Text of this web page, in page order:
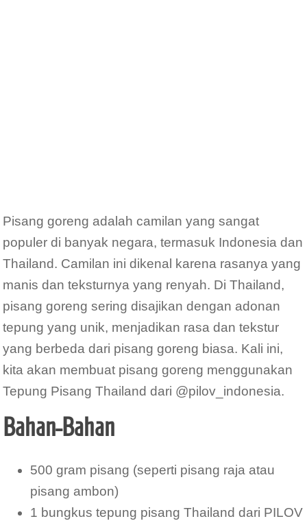
Pisang goreng adalah camilan yang sangat
populer di banyak negara, termasuk Indonesia dan
Thailand. Camilan ini dikenal karena rasanya yang
manis dan teksturnya yang renyah. Di Thailand,
pisang goreng sering disajikan dengan adonan
tepung yang unik, menjadikan rasa dan tekstur
yang berbeda dari pisang goreng biasa. Kali ini,
kita akan membuat pisang goreng menggunakan
Tepung Pisang Thailand dari @pilov_indonesia.
Bahan-Bahan
500 gram pisang (seperti pisang raja atau
pisang ambon)
1 bungkus tepung pisang Thailand dari PILOV